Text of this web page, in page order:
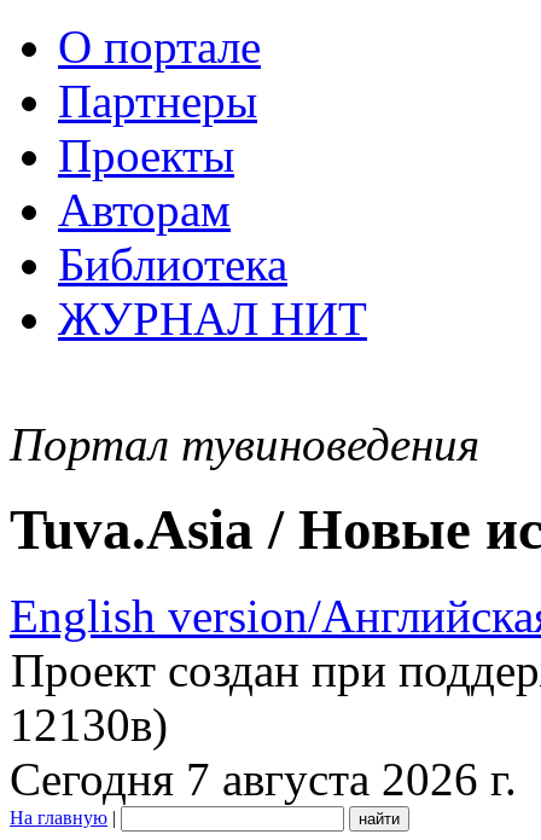
О портале
Партнеры
Проекты
Авторам
Библиотека
ЖУРНАЛ НИТ
Портал тувиноведения
Tuva.Asia / Новые
English version/
Проект создан при
12130в)
Сегодня 7 августа 2026 г.
На главную |